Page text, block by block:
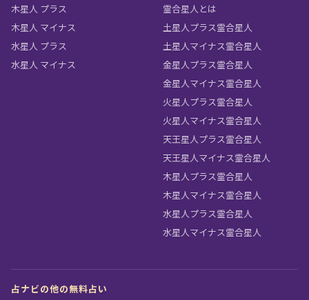
木星人 プラス
木星人 マイナス
水星人 プラス
水星人 マイナス
霊合星人とは
土星人プラス霊合星人
土星人マイナス霊合星人
金星人プラス霊合星人
金星人マイナス霊合星人
火星人プラス霊合星人
火星人マイナス霊合星人
天王星人プラス霊合星人
天王星人マイナス霊合星人
木星人プラス霊合星人
木星人マイナス霊合星人
水星人プラス霊合星人
水星人マイナス霊合星人
占ナビの他の無料占い